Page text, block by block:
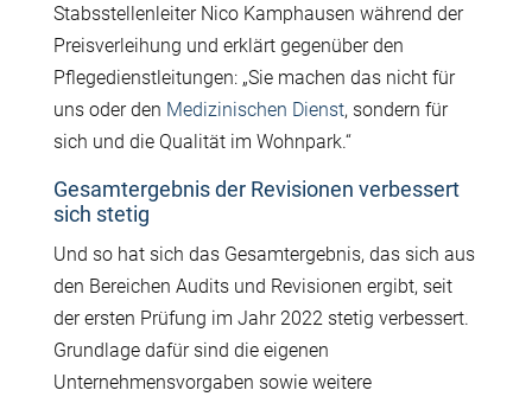
Stabsstellenleiter Nico Kamphausen während der
Preisverleihung und erklärt gegenüber den
Pflegedienstleitungen: „Sie machen das nicht für
uns oder den Medizinischen Dienst, sondern für
sich und die Qualität im Wohnpark.“
Gesamtergebnis der Revisionen verbessert
sich stetig
Und so hat sich das Gesamtergebnis, das sich aus
den Bereichen Audits und Revisionen ergibt, seit
der ersten Prüfung im Jahr 2022 stetig verbessert.
Grundlage dafür sind die eigenen
Unternehmensvorgaben sowie weitere